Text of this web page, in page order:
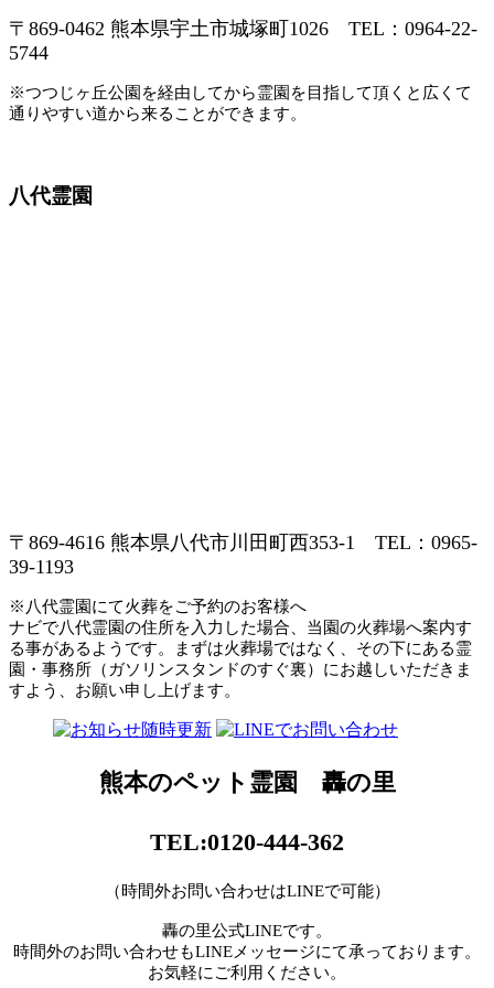
〒869-0462 熊本県宇土市城塚町1026 TEL：0964-22-
5744
※つつじヶ丘公園を経由してから霊園を目指して頂くと広くて
通りやすい道から来ることができます。
八代霊園
〒869-4616 熊本県八代市川田町西353-1 TEL：0965-
39-1193
※八代霊園にて火葬をご予約のお客様へ
ナビで八代霊園の住所を入力した場合、当園の火葬場へ案内す
る事があるようです。まずは火葬場ではなく、その下にある霊
園・事務所（ガソリンスタンドのすぐ裏）にお越しいただきま
すよう、お願い申し上げます。
熊本のペット霊園 轟の里
TEL:0120-444-362
（時間外お問い合わせはLINEで可能）
轟の里公式LINEです。
時間外のお問い合わせもLINEメッセージにて承っております。
お気軽にご利用ください。